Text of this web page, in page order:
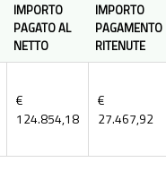
IMPORTO
PAGATO AL
NETTO
IMPORTO
PAGAMENTO
RITENUTE
€
124.854,18
€
27.467,92